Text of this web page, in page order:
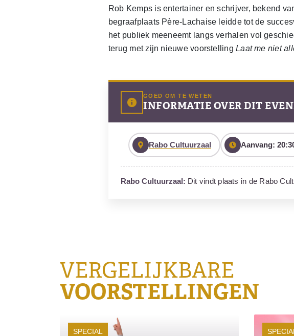
Rob Kemps is entertainer en schrijver, bekend
begraafplaats Père-Lachaise leidde tot de
het publiek meeneemt langs verhalen vol
terug met zijn nieuwe voorstellingLaat me niet
GOED OM TE WETEN
INFORMATIE OVER DIT
Rabo Cultuurzaal Aanvang:
Rabo Cultuurzaal: Dit vindt plaats in de Rabo
VERGELIJKBARE
VOORSTELLINGEN
SPECIAL SPECIAL